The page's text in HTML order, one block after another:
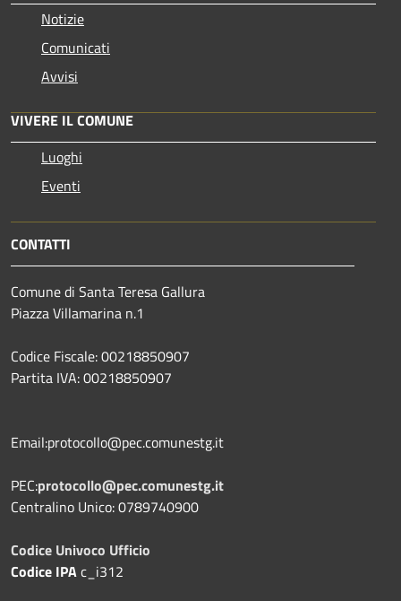
Notizie
Comunicati
Avvisi
VIVERE IL COMUNE
Luoghi
Eventi
CONTATTI
Comune di Santa Teresa Gallura
Piazza Villamarina n.1
Codice Fiscale: 00218850907
Partita IVA: 00218850907
Email:protocollo@pec.comunestg.it
PEC:protocollo@pec.comunestg.it
Centralino Unico: 0789740900
Codice Univoco Ufficio
Codice IPAc_i312